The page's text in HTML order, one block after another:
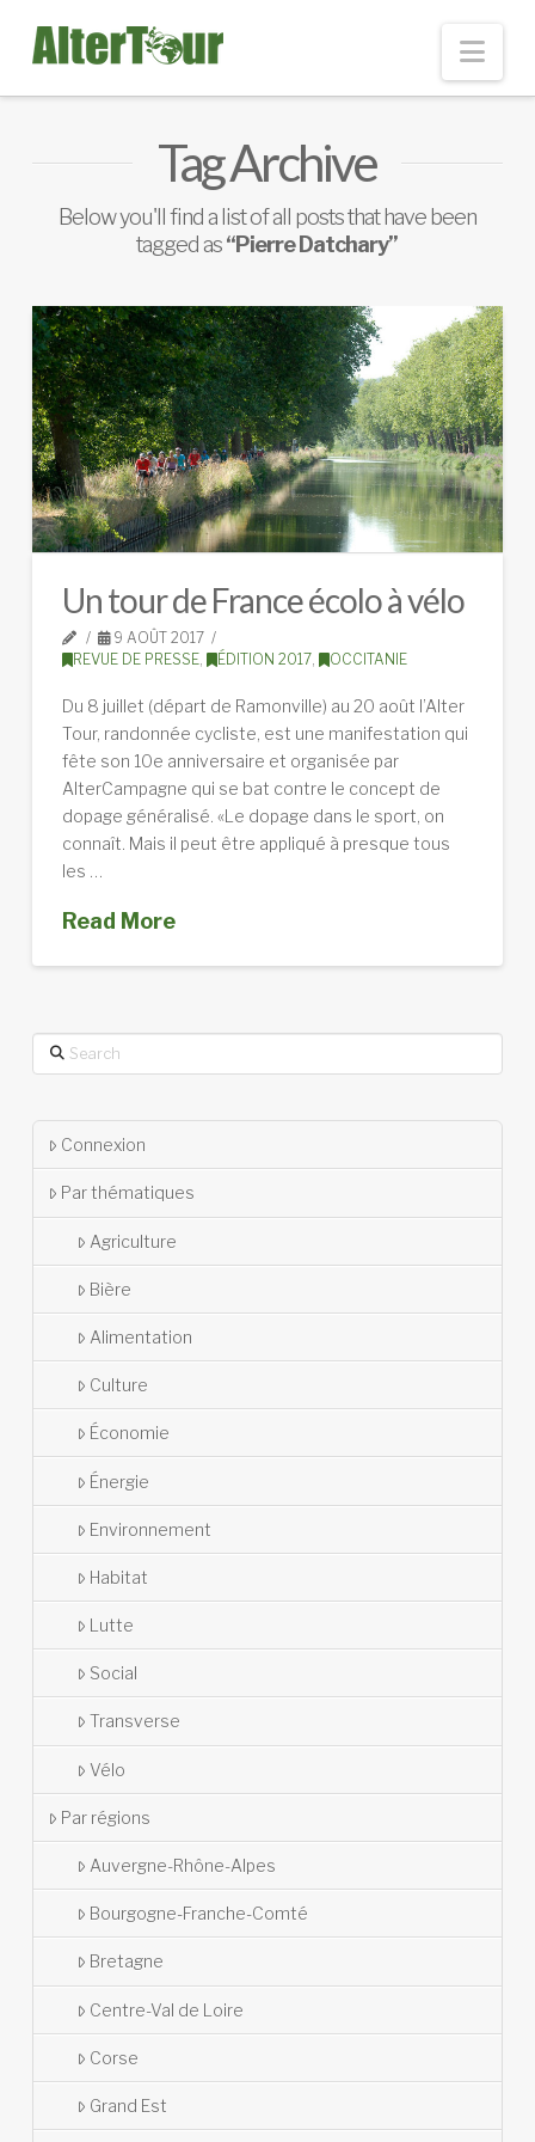
Tag Archive
Below you'll find a list of all posts that have been
tagged as“Pierre Datchary”
Un tour de France écolo à vélo
9 AOÛT 2017
REVUE DE PRESSE, ÉDITION 2017, OCCITANIE
Du 8 juillet (départ de Ramonville) au 20 août l’Alter
Tour, randonnée cycliste, est une manifestation qui
fête son 10e anniversaire et organisée par
AlterCampagne qui se bat contre le concept de
dopage généralisé. «Le dopage dans le sport, on
connaît. Mais il peut être appliqué à presque tous
les …
Read More
Search
Connexion
Par thématiques
Agriculture
Bière
Alimentation
Culture
Économie
Énergie
Environnement
Habitat
Lutte
Social
Transverse
Vélo
Par régions
Auvergne-Rhône-Alpes
Bourgogne-Franche-Comté
Bretagne
Centre-Val de Loire
Corse
Grand Est